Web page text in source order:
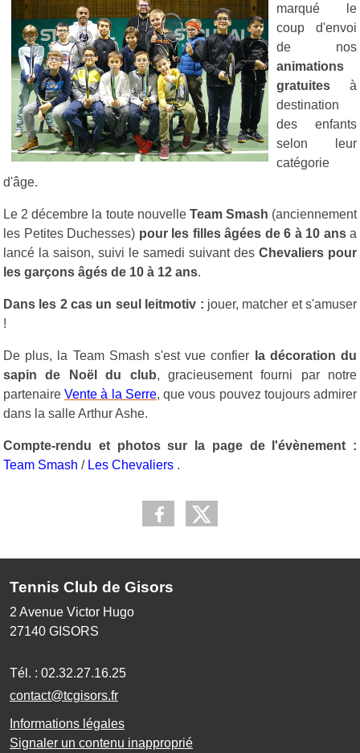
marqué le
coup d'envoi
de nos
animations
gratuites à
destination
des enfants
selon leur
catégorie
d'âge.
Le 2 décembre la toute nouvelle Team Smash (anciennement
les Petites Duchesses) pour les filles âgées de 6 à 10 ansa
lancé la saison, suivi le samedi suivant des Chevaliers pour
les garçons âgés de 10 à 12 ans.
Dans les 2 cas un seul leitmotiv : jouer, matcher et s'amuser
!
De plus, la Team Smash s'est vue confier
la décoration du
sapin de Noël du club, gracieusement fourni par notre
partenaireVente à la Serre, que vous pouvez toujours admirer
dans la salle Arthur Ashe.
Compte-rendu et photos sur la page de l'évènement :
Team Smash / Les Chevaliers .
Tennis Club de Gisors
2 Avenue Victor Hugo
27140 GISORS
Tél. : 02.32.27.16.25
contact@tcgisors.fr
Informations légales
Signaler un contenu inapproprié